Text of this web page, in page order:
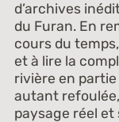
d’archives
du Furan. En
cours du
et à lire la
rivière en
autant
paysage réel